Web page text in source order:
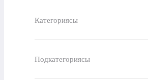
Категориясы
Подкатегориясы